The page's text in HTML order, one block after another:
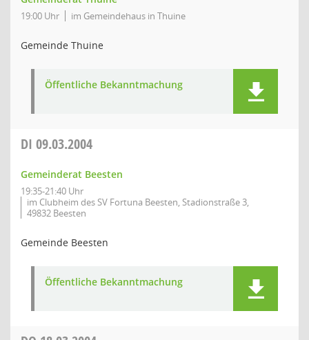
19:00 Uhr im Gemeindehaus in Thuine
Gemeinde Thuine
Öffentliche Bekanntmachung
DI 09.03.2004
Gemeinderat Beesten
19:35-21:40 Uhr
im Clubheim des SV Fortuna Beesten, Stadionstraße 3,
49832 Beesten
Gemeinde Beesten
Öffentliche Bekanntmachung